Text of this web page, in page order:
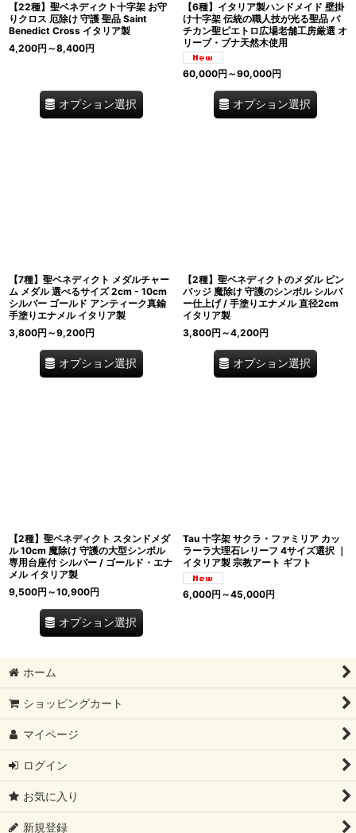
【22種】聖ベネディクト十字架 お守
りクロス 厄除け 守護 聖品 Saint
Benedict Cross イタリア製
4,200円 ～8,400円
オプション選択
【6種】イタリア製ハンドメイド 壁掛
け十字架 伝統の職人技が光る聖品 バ
チカン聖ピエトロ広場老舗工房厳選 オ
リーブ・ブナ天然木使用
60,000円 ～90,000円
オプション選択
【7種】聖ベネディクト メダルチャー
ム メダル 選べるサイズ 2cm - 10cm
シルバー ゴールド アンティーク真鍮
手塗りエナメル イタリア製
3,800円 ～9,200円
オプション選択
【2種】聖ベネディクトのメダル ピン
バッジ 魔除け 守護のシンボル シルバ
ー仕上げ / 手塗りエナメル 直径2cm
イタリア製
3,800円 ～4,200円
オプション選択
【2種】聖ベネディクト スタンドメダ
ル 10cm 魔除け 守護の大型シンボル
専用台座付 シルバー / ゴールド・エナ
メル イタリア製
9,500円 ～10,900円
オプション選択
Tau 十字架 サクラ・ファミリア カッ
ラーラ大理石レリーフ 4サイズ選択 ｜
イタリア製 宗教アート ギフト
6,000円 ～45,000円
ホーム
ショッピングカート
マイページ
ログイン
お気に入り
新規登録